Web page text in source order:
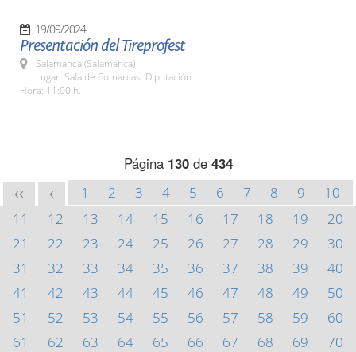
19/09/2024
Presentación del Tireprofest
Salamanca (Salamanca)
Lugar: Sala de Comarcas. Diputación
Hora: 11:00 h.
Página 130de 434
<< < 1 2 3 4 5 6 7 8 9
10
11
12 13 14 15 16 17 18 19
20
21
22 23 24 25 26 27 28 29
30
31
32 33 34 35 36 37 38 39
40
41
42 43 44 45 46 47 48 49
50
51
52 53 54 55 56 57 58 59
60
61
62 63 64 65 66 67 68 69
70